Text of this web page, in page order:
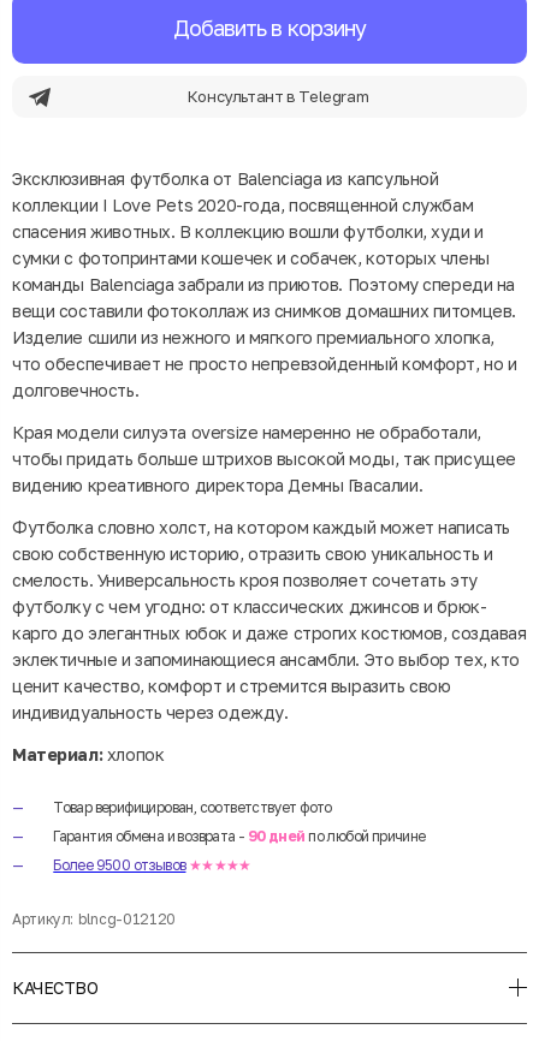
Добавить в корзину
Консультант в Telegram
Эксклюзивная футболка от Balenciaga из капсульной
коллекции I Love Pets 2020-года, посвященной службам
спасения животных. В коллекцию вошли футболки, худи и
сумки с фотопринтами кошечек и собачек, которых члены
команды Balenciaga забрали из приютов. Поэтому спереди на
вещи составили фотоколлаж из снимков домашних питомцев.
Изделие сшили из нежного и мягкого премиального хлопка,
что обеспечивает не просто непревзойденный комфорт, но и
долговечность.
Края модели силуэта oversize намеренно не обработали,
чтобы придать больше штрихов высокой моды, так присущее
видению креативного директора Демны Гвасалии.
Футболка словно холст, на котором каждый может написать
свою собственную историю, отразить свою уникальность и
смелость. Универсальность кроя позволяет сочетать эту
футболку с чем угодно: от классических джинсов и брюк-
карго до элегантных юбок и даже строгих костюмов, создавая
эклектичные и запоминающиеся ансамбли. Это выбор тех, кто
ценит качество, комфорт и стремится выразить свою
индивидуальность через одежду.
Материал:хлопок
Товар верифицирован, соответствует фото
Гарантия обмена и возврата - 90 дней по любой причине
Более 9500 отзывов ★★★★★
Артикул: blncg-012120
КАЧЕСТВО